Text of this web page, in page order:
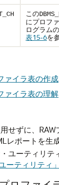
この
にプロフ
ログラム
表15-6を
ァイラ表の作成
ァイラ表の理解
せずに、
レポートを生
ユーティリテ
ーティリティ」